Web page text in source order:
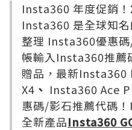
Insta360 年度促銷！
Insta360 是全球知
整理 Insta360優惠
帳輸入Insta360推薦
贈品，最新
X4 、 Insta360 Ace
惠碼/影石推薦代碼
全新產品Insta360